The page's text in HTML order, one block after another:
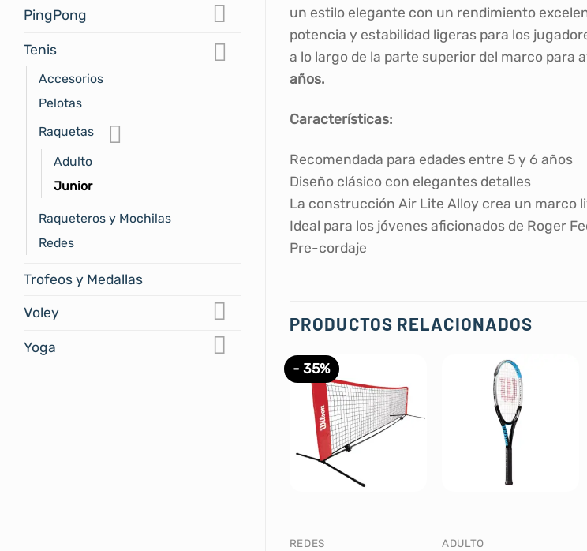
PingPong
Tenis
Accesorios
Pelotas
Raquetas
Adulto
Junior
Raqueteros y Mochilas
Redes
Trofeos y Medallas
Voley
Yoga
un estilo elegante con un rendimiento
potencia y estabilidad ligeras para los
a lo largo de la parte superior del marco para
años.
Características:
Recomendada para edades entre 5 y 6 años
Diseño clásico con elegantes detalles
La construcción Air Lite Alloy crea un marco
Ideal para los jóvenes aficionados de Roger
Pre-cordaje
PRODUCTOS RELACIONADOS
- 35%
REDES ADULTO